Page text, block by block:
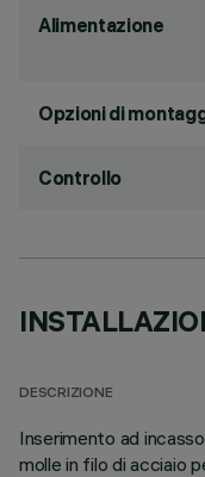
Alimentazione
Opzioni di
Controllo
DESCRIZIONE
Inserimento ad
molle in filo di acciaio